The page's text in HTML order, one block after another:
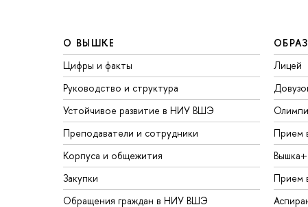
О ВЫШКЕ
Цифры и факты
Руководство и структура
Устойчивое развитие в НИУ ВШЭ
Преподаватели и сотрудники
Корпуса и общежития
Закупки
Обращения граждан в НИУ ВШЭ
Лицей
Прием
Вышка+
Прием